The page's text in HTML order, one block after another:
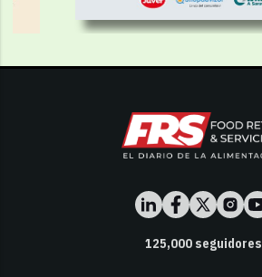
125,000seguidores